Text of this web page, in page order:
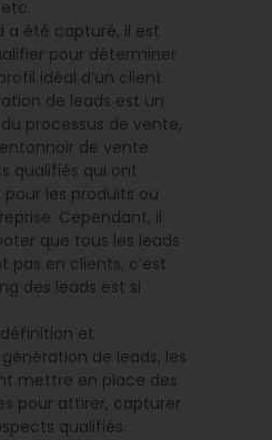
a été capturé, il est
pour déterminer
idéal d’un client
de leads est un
processus de vente,
de vente
qualifiés qui ont
les produits ou
Cependant, il
que tous les leads
pas en clients, c’est
des leads est si
et
de leads, les
mettre en place des
pour attirer, capturer
qualifiés.